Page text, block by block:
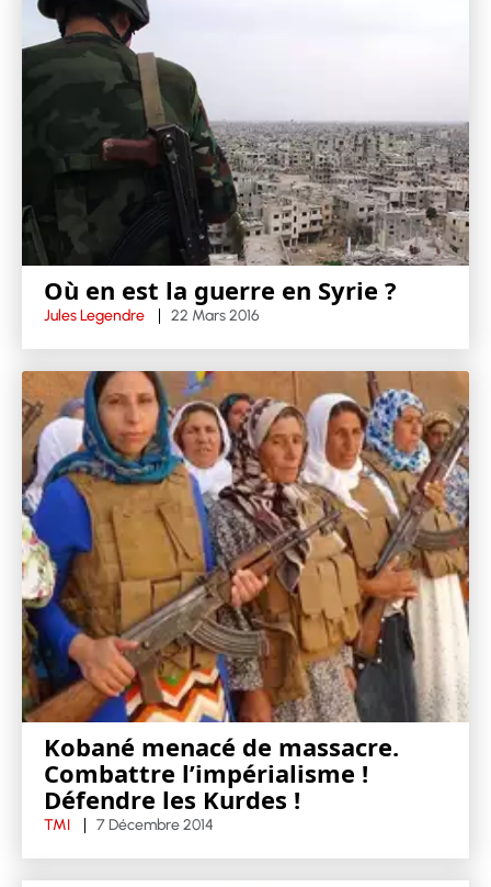
Où en est la guerre en Syrie ?
Jules Legendre 22 Mars 2016
Kobané menacé de massacre.
Combattre l’impérialisme !
Défendre les Kurdes !
TMI 7 Décembre 2014